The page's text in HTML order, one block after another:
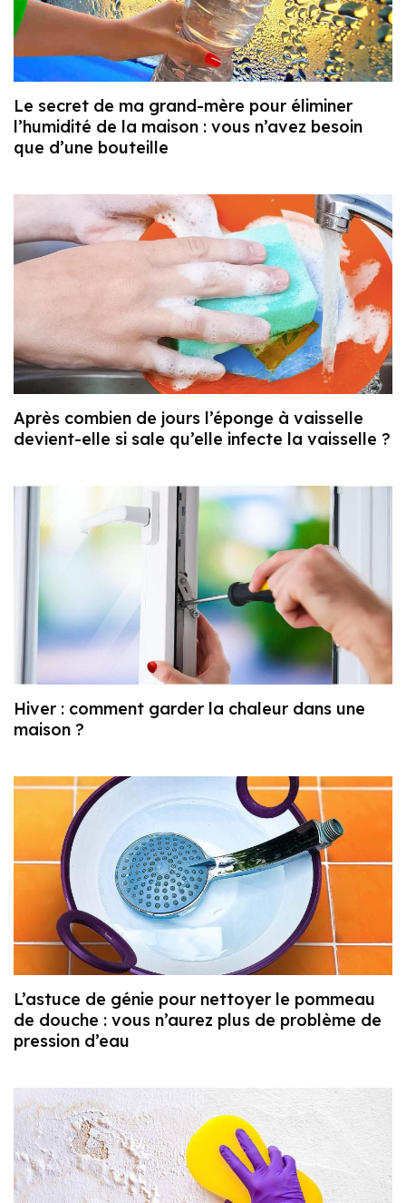
Le secret de ma grand-mère pour éliminer
l’humidité de la maison : vous n’avez besoin
que d’une bouteille
Après combien de jours l’éponge à vaisselle
devient-elle si sale qu’elle infecte la vaisselle ?
Hiver : comment garder la chaleur dans une
maison ?
L’astuce de génie pour nettoyer le pommeau
de douche : vous n’aurez plus de problème de
pression d’eau